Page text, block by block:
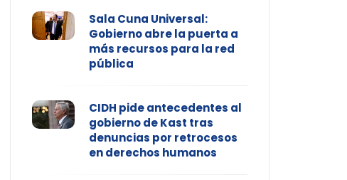
Sala Cuna Universal:
Gobierno abre la puerta a
más recursos para la red
pública
CIDH pide antecedentes al
gobierno de Kast tras
denuncias por retrocesos
en derechos humanos